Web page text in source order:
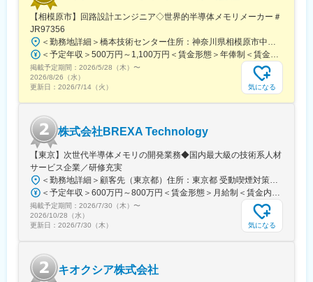
変更の範囲：会社の定める業務
■評価体制
半期の職務調査がございます。（現場の方の絶対評価、5段階×10
項目で判断）最終的に会社貢献度が3割、本人の評価軸が7割で自
身の評価が確定いたします。
■組織構成
創業は1972年と歴史ある企業ですがここ九州営業所は2018年に本
現在では100名を超え、サポートスタッフ5名で運営をしておりま
す。
■働き方について
設計開発から入り込む案件がほとんどですので、スキルアップを
叶えられる環境です。また、大手メーカー企業を中心に取引を行
っているため、安定した就業環境で働くことができます。
【取引先例（敬称略）】
〈自動車分野〉日産自動車(株)、本田技研工業(株)、(株)SUBARU
〈電気・電子デジタル家電分野〉パナソニック(株)、三菱電機(株)
変更の範囲：会社の定める業務
【相模原市】回路設計エンジニア◇世界的半導体メモリメーカー＃
JR97356
＜勤務地詳細＞橋本技術センター住所：神奈川県相模原市中央区南橋本３丁目１－３５ 受動喫煙対策：屋内全面禁煙
＜予定年収＞500万円～1,100万円＜賃金形態＞年俸制＜賃金内訳＞年額（基本給）：4,500,000円～11,000,000円＜月額＞375,000円～916,666円（12分割）＜昇給有無＞有＜残業手当＞有＜給与補足＞※上記年収は残業時間を含んでおりません。勤務した残業手当は別途支給されます。※会社の業績に応じた奨励金あり賃金はあくまでも目安の金額であり、選考を通じて上下する可能性があります。月給(月額)は固定手当を含めた表記です。
掲載予定期間： 2026/5/28（木） 〜
2026/8/26（水）
更新日： 2026/7/14（火） 気になる
株式会社BREXA Technology
【東京】次世代半導体メモリの開発業務◆国内最大級の技術系人材
サービス企業／研修充実
＜勤務地詳細＞顧客先（東京都）住所：東京都 受動喫煙対策：屋内全面禁煙変更の範囲：会社の定める事業所
＜予定年収＞600万円～800万円＜賃金形態＞月給制＜賃金内訳＞月額（基本給）：450,000円～600,000円＜月給＞450,000円～600,000円＜昇給有無＞有＜残業手当＞有＜給与補足＞上記年収は賞与、想定月間残業時間20時間分の手当を含む金額です。提示年収は経験・スキル等に応じて決定いたします。※スキル経験年数を考慮し話し合いの上、決定します。■賞与：年2回■昇給：年1回（4月）賃金はあくまでも目安の金額であり、選考を通じて上下する可能性があります。月給(月額)は固定手当を含めた表記です。
掲載予定期間： 2026/7/30（木） 〜
2026/10/28（水）
更新日： 2026/7/30（木） 気になる
キオクシア株式会社